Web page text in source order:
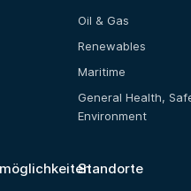
Oil & Gas
Renewables
Maritime
General Health,
Environment
Standorte